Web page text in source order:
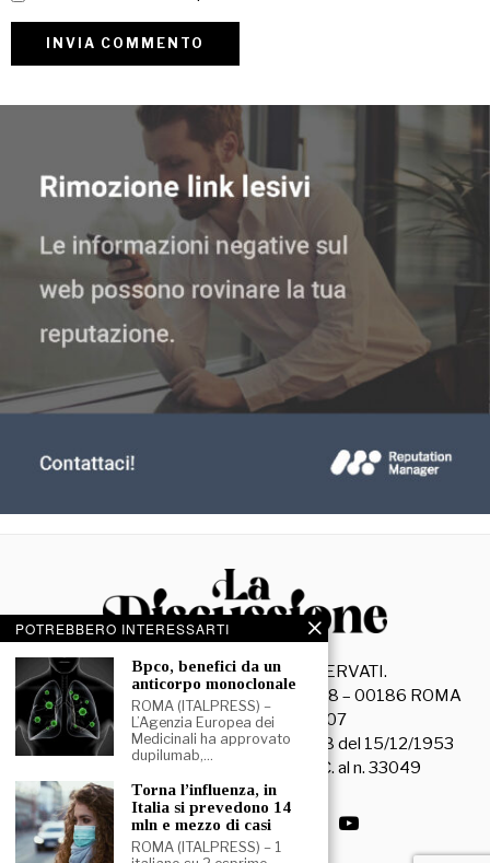
2026- TUTTI I DIRITTI RISERVATI.
La Discussione S.r.l. – Piazza Capranica, 78 – 00186 ROMA
C.F. e P. IVA 15045971007
Registrazione Tribunale di Roma n. 3628 del 15/12/1953
La società editrice è iscritta al R.O.C. al n. 33049
POTREBBERO INTERESSARTI
⁠⁠Bpco, benefici da un
anticorpo monoclonale
ROMA (ITALPRESS) –
L’Agenzia Europea dei
Medicinali ha approvato
dupilumab,…
⁠Torna l’influenza, in
Italia si prevedono 14
mln e mezzo di casi
ROMA (ITALPRESS) – 1